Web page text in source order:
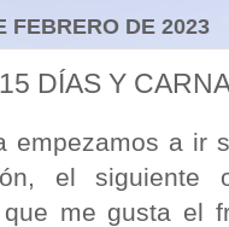
FEBRERO DE 2023
DÍAS Y
empezamos a ir
el siguiente
que me gusta el